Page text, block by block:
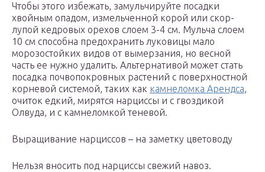
Чтобы этого избежать, замульчируйте посадки
хвойным опадом, измельченной корой или скор-
лупой кедровых орехов слоем 3-4 см. Мульча слоем
10 см способна предохранить луковицы мало
морозостойких видов от вымерзания, но весной
часть ее нужно удалить. Альтернативой может стать
посадка почвопокровных растений с поверхностной
корневой системой, таких как камнеломка Арендса,
очиток едкий, мирятся нарциссы и с гвоздикой
Олвуда, и с камнеломкой теневой.
Выращивание нарциссов – на заметку цветоводу
Нельзя вносить под нарциссы свежий навоз.